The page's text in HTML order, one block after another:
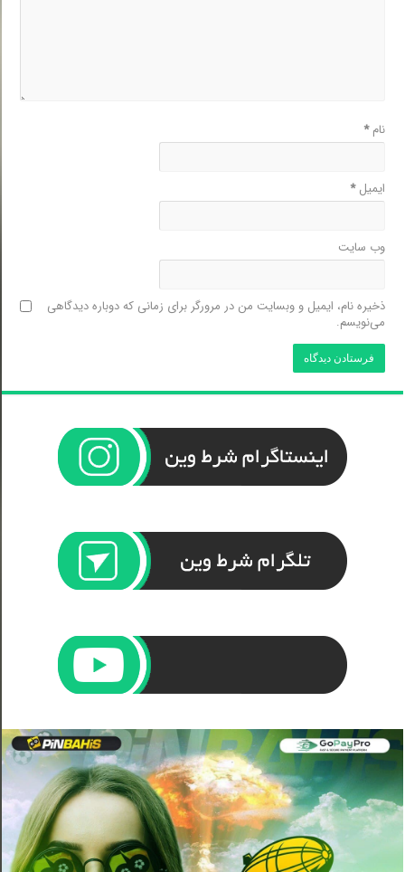
نام*
ایمیل*
وب‌ سایت
ذخیره نام، ایمیل و وبسایت من در مرورگر برای زمانی که دوباره دیدگاهی
می‌نویسم.